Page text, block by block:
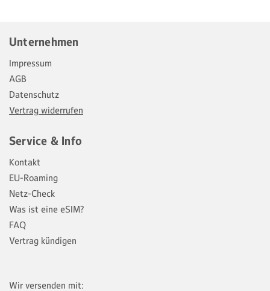
Unternehmen
Impressum
AGB
Datenschutz
Vertrag widerrufen
Service & Info
Kontakt
EU-Roaming
Netz-Check
Was ist eine eSIM?
FAQ
Vertrag kündigen
Wir versenden mit: